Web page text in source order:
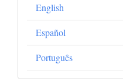
English
Español
Português